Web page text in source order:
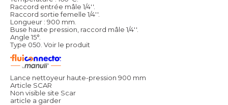
Raccord entrée mâle 1/4''.
Raccord sortie femelle 1/4''.
Longueur : 900 mm.
Buse haute pression, raccord mâle 1/4''.
Angle 15°.
Type 050. Voir le produit
Lance nettoyeur haute-pression 900 mm
Article SCAR
Non visible site Scar
article a garder